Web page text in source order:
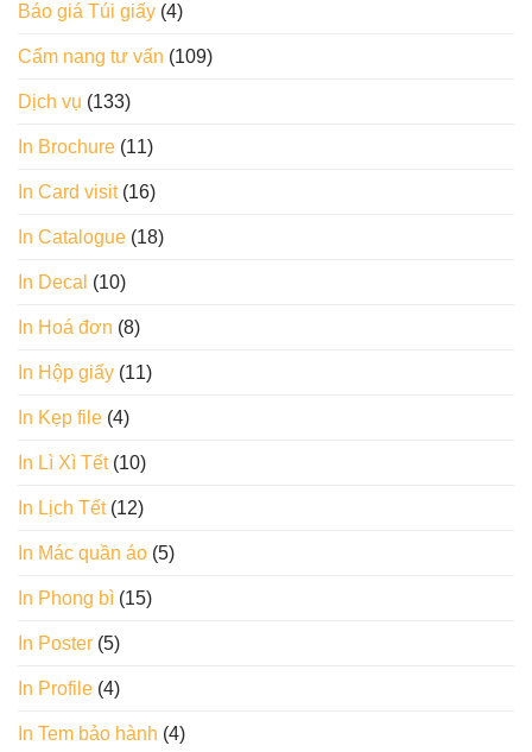
Báo giá Túi giấy (4)
Cẩm nang tư vấn (109)
Dịch vụ (133)
In Brochure (11)
In Card visit(16)
In Catalogue (18)
In Decal (10)
In Hoá đơn (8)
In Hộp giấy (11)
In Kẹp file (4)
In Lì Xì Tết(10)
In Lịch Tết(12)
In Mác quần áo (5)
In Phong bì (15)
In Poster (5)
In Profile (4)
In Tem bảo hành (4)